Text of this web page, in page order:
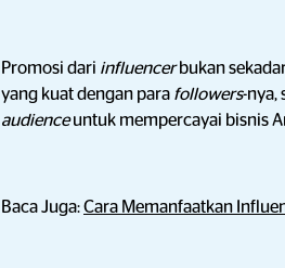
Promosi dari influencerbukan
yang kuat dengan para followers-nya,
audienceuntuk mempercayai bisnis
Baca Juga:Cara Memanfaatkan